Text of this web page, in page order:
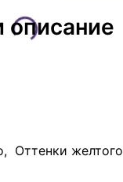
описание
Оттенки